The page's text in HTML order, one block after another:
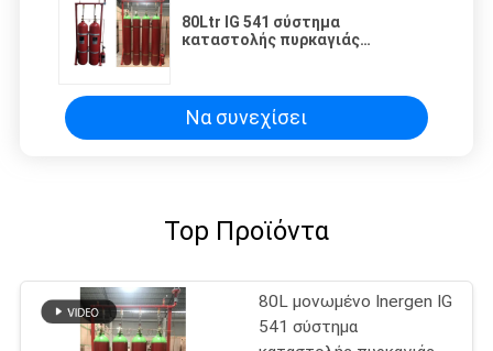
80Ltr IG 541 σύστημα
καταστολής πυρκαγιάς
Να συνεχίσει
Top Προϊόντα
80L μονωμένο Inergen IG
541 σύστημα